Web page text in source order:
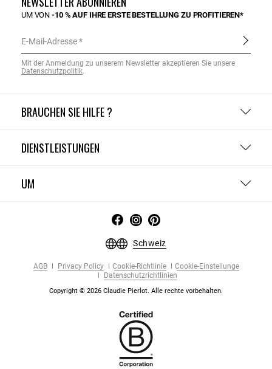
BRAUCHEN SIE HILFE ?
DIENSTLEISTUNGEN
UM
UM VON-10 % AUF IHRE ERSTE BESTELLUNG ZU PROFITIEREN*
E-Mail-Adresse
Mit der Anmeldung zu unserem Newsletter akzeptieren Sie unsere
Datenschutzpolitik.
Schweiz
AGB Privacy Policy Cookie-Richtlinie
Cookie-Einstellunge
Datenschutzrichtlinien
Copyright © 2026 Claudie Pierlot. Alle rechte vorbehalten.